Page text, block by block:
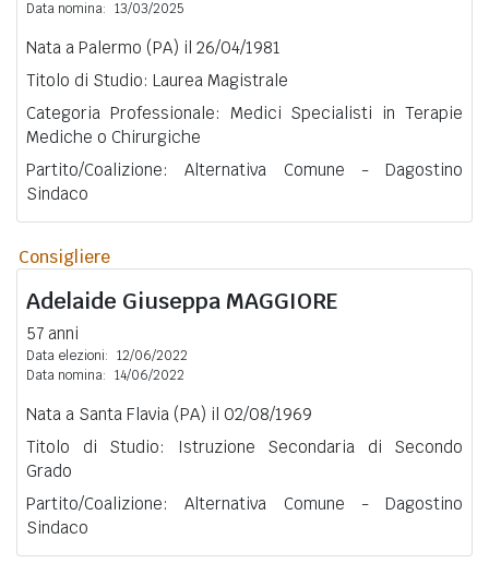
Data nomina: 13/03/2025
Nata a Palermo (PA) il 26/04/1981
Titolo di Studio: Laurea Magistrale
Categoria Professionale: Medici Specialisti in Terapie
Mediche o Chirurgiche
Partito/Coalizione: Alternativa Comune - Dagostino
Sindaco
Consigliere
Adelaide Giuseppa MAGGIORE
57 anni
Data elezioni: 12/06/2022
Data nomina: 14/06/2022
Nata a Santa Flavia (PA) il 02/08/1969
Titolo di Studio: Istruzione Secondaria di Secondo
Grado
Partito/Coalizione: Alternativa Comune - Dagostino
Sindaco